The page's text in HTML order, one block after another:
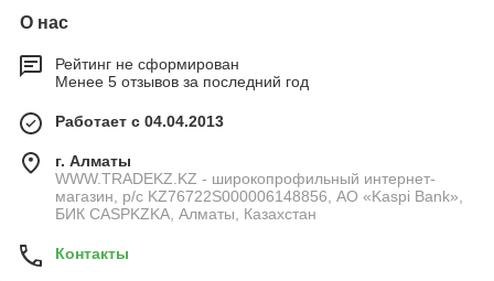
О нас
Рейтинг не сформирован
Менее 5 отзывов за последний год
Работает с 04.04.2013
г. Алматы
WWW.TRADEKZ.KZ - широкопрофильный интернет-
магазин, р/с KZ76722S000006148856, АО «Kaspi Bank»,
БИК CASPKZKA, Алматы, Казахстан
Контакты